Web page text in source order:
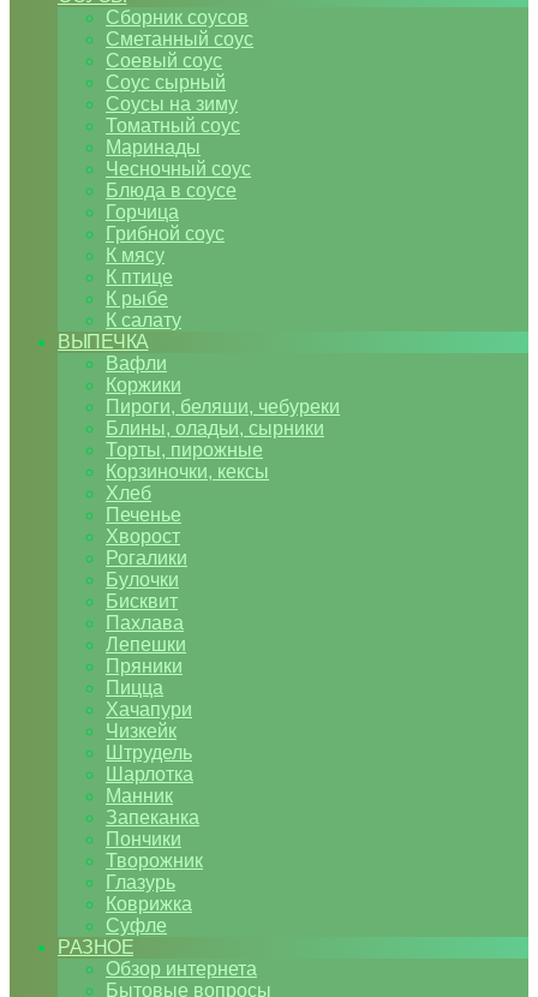
Сборник соусов
Сметанный соус
Соевый соус
Соус сырный
Соусы на зиму
Томатный соус
Маринады
Чесночный соус
Блюда в соусе
Горчица
Грибной соус
К мясу
К птице
К рыбе
К салату
ВЫПЕЧКА
Вафли
Коржики
Пироги, беляши, чебуреки
Блины, оладьи, сырники
Торты, пирожные
Корзиночки, кексы
Хлеб
Печенье
Хворост
Рогалики
Булочки
Бисквит
Пахлава
Лепешки
Пряники
Пицца
Хачапури
Чизкейк
Штрудель
Шарлотка
Манник
Запеканка
Пончики
Творожник
Глазурь
Коврижка
Суфле
РАЗНОЕ
Обзор интернета
Бытовые вопросы